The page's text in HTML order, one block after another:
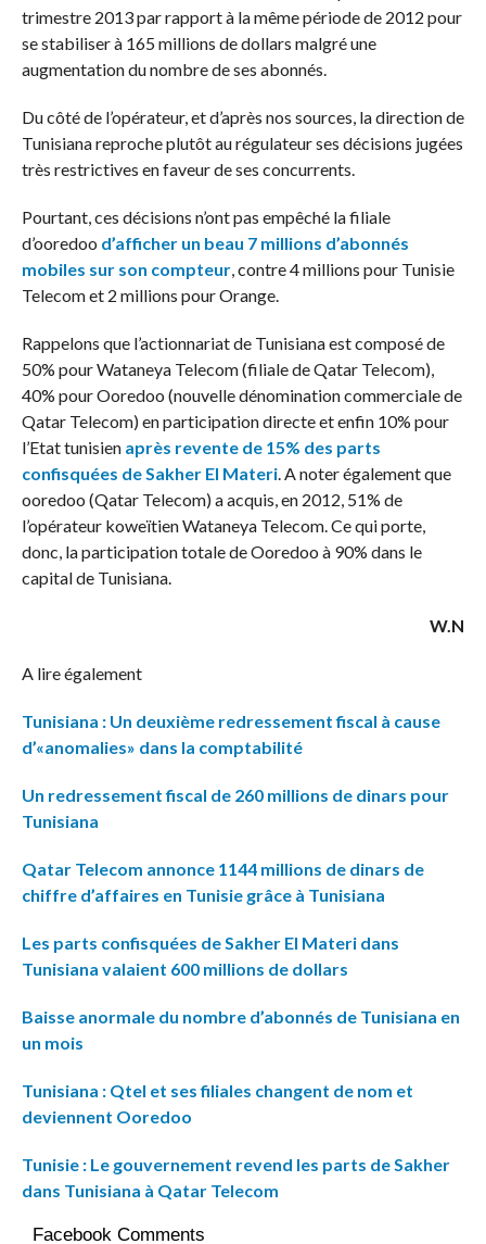
trimestre 2013 par rapport à la même période de 2012 pour
se stabiliser à 165 millions de dollars malgré une
augmentation du nombre de ses abonnés.
Du côté de l’opérateur, et d’après nos sources, la direction de
Tunisiana reproche plutôt au régulateur ses décisions jugées
très restrictives en faveur de ses concurrents.
Pourtant, ces décisions n’ont pas empêché la filiale
d’ooredoo d’afficher un beau 7 millions d’abonnés
mobiles sur son compteur, contre 4 millions pour Tunisie
Telecom et 2 millions pour Orange.
Rappelons que l’actionnariat de Tunisiana est composé de
50% pour Wataneya Telecom (filiale de Qatar Telecom),
40% pour Ooredoo (nouvelle dénomination commerciale de
Qatar Telecom) en participation directe et enfin 10% pour
l’Etat tunisien après revente de 15% des parts
confisquées de Sakher El Materi. A noter également que
ooredoo (Qatar Telecom) a acquis, en 2012, 51% de
l’opérateur koweïtien Wataneya Telecom. Ce qui porte,
donc, la participation totale de Ooredoo à 90% dans le
capital de Tunisiana.
W.N
A lire également
Tunisiana : Un deuxième redressement fiscal à cause
d’«anomalies» dans la comptabilité
Un redressement fiscal de 260 millions de dinars pour
Tunisiana
Qatar Telecom annonce 1144 millions de dinars de
chiffre d’affaires en Tunisie grâce à Tunisiana
Les parts confisquées de Sakher El Materi dans
Tunisiana valaient 600 millions de dollars
Baisse anormale du nombre d’abonnés de Tunisiana en
un mois
Tunisiana : Qtel et ses filiales changent de nom et
deviennent Ooredoo
Tunisie : Le gouvernement revend les parts de Sakher
dans Tunisiana à Qatar Telecom
Facebook Comments